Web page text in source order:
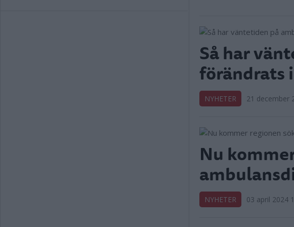
Så har
förändrats
NYHETER 21 december
Nu
NYHETER 03 april 2024